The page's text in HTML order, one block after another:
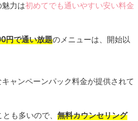
力は初めてでも通いやすい安い料金
円で通い放題のメニューは、開始以
ャンペーンパック料金が提供されて
も多いので、 無料カウンセリング